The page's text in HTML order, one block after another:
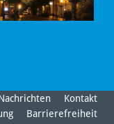
Kontakt
Barrierefreiheit